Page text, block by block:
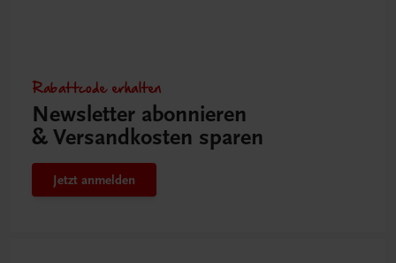
Rabattcode erhalten
Newsletter abonnieren
& Versandkosten sparen
Jetzt anmelden